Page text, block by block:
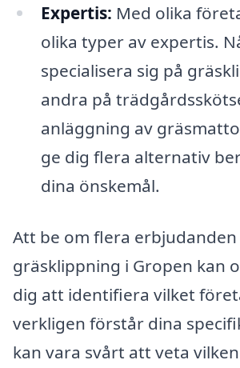
Expertis: Med olika
olika typer av expertis.
specialisera sig på
andra på
anläggning av
ge dig flera alternativ
dina önskemål.
Att be om flera
gräsklippning i Gropen kan
dig att identifiera vilket
verkligen förstår dina
kan vara svårt att veta